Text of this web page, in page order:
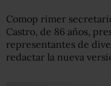
Comop rimer
Castro, de 86 años,
representantes de
redactar la nueva